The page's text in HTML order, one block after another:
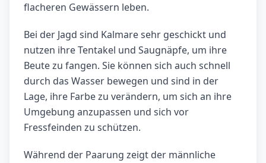
flacheren Gewässern leben.
Bei der Jagd sind Kalmare sehr geschickt und
nutzen ihre Tentakel und Saugnäpfe, um ihre
Beute zu fangen. Sie können sich auch schnell
durch das Wasser bewegen und sind in der
Lage, ihre Farbe zu verändern, um sich an ihre
Umgebung anzupassen und sich vor
Fressfeinden zu schützen.
Während der Paarung zeigt der männliche